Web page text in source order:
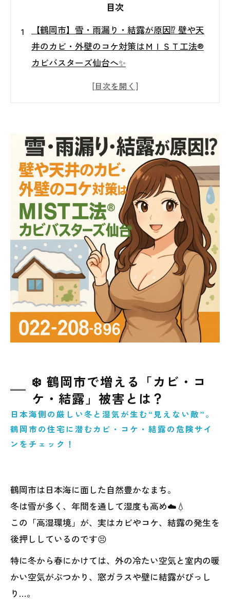
目次
【鶴岡市】雪・雨漏り・結露が原因⁉ 壁や天
井のカビ・外壁のコケ対策はＭＩＳＴ工法®
カビバスターズ仙台へ✨
❄️ 鶴岡市で増える「カビ・コケ・結露」被害
🌿 外壁やベランダに発生する「コケ」や
「藻」の正体とは？
🏠 見えない空気の汚れを「見える化」する
真菌検査とは？
🔬 カビを正確に把握することが安心安全への
第一歩
🌈 鶴岡市だけじゃない！東北全域で広がるカ
ビトラブル
📞 カビの不安を感じたら早めに相談を！
💚 まとめ：清潔で安心な住環境を守るために
❄️ 鶴岡市で増える「カビ・コ
ケ・結露」被害とは？
日本海側の厳しい冬と湿気が生む“見えない敵”。
鶴岡市の住宅に潜むカビ・コケ・結露の危険サイ
ンをチェック！
鶴岡市は日本海に面した自然豊かなまち。
冬は雪が多く、年間を通して湿度も高め☁️💧
この「高湿環境」が、実はカビやコケ、結露の発生を
後押ししているのです😣
特に冬から春にかけては、外の冷たい空気と室内の暖
かい空気がぶつかり、窓ガラスや壁に結露がびっし
り…。